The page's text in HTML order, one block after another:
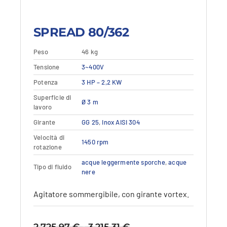
Dettagli
Questo
prodotto
ha
Le
opzioni
possono
scelte
del
prodotto
SPREAD 80/362
Peso
46 kg
Tensione
3~400V
Potenza
3 HP – 2,2 KW
Superficie di
lavoro
Ø 3 m
Girante GG 25, Inox AISI 304
Velocità di
rotazione
1450 rpm
Tipo di fluido
acque leggermente sporche,acque
nere
Agitatore sommergibile, con girante vortex.